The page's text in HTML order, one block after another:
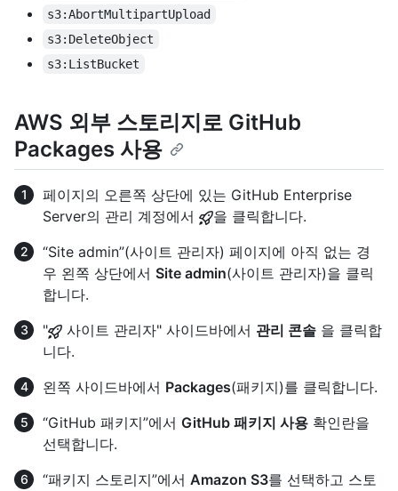
s3:AbortMultipartUpload
s3:DeleteObject
s3:ListBucket
AWS 외부 스토리지로 GitHub
Packages 사용
페이지의 오른쪽 상단에 있는 GitHub Enterprise
Server의 관리 계정에서
을 클릭합니다.
“Site admin”(사이트 관리자) 페이지에 아직 없는 경
우 왼쪽 상단에서 Site admin(사이트 관리자)을 클릭
합니다.
"
사이트 관리자" 사이드바에서 관리 콘솔 을 클릭합
니다.
왼쪽 사이드바에서 Packages(패키지)를 클릭합니다.
“GitHub 패키지”에서 GitHub 패키지 사용 확인란을
선택합니다.
“패키지 스토리지”에서 Amazon S3를 선택하고 스토